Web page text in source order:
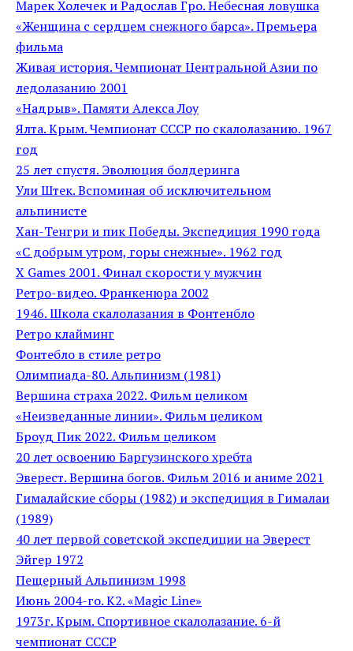
Марек Холечек и Радослав Гро. Небесная ловушка
«Женщина с сердцем снежного барса». Премьера
фильма
Живая история. Чемпионат Центральной Азии по
ледолазанию 2001
«Надрыв». Памяти Алекса Лоу
Ялта. Крым. Чемпионат СССР по скалолазанию. 1967
год
25 лет спустя. Эволюция болдеринга
Ули Штек. Вспоминая об исключительном
альпинисте
Хан-Тенгри и пик Победы. Экспедиция 1990 года
«С добрым утром, горы снежные». 1962 год
X Games 2001. Финал скорости у мужчин
Ретро-видео. Франкенюра 2002
1946. Школа скалолазания в Фонтенбло
Ретро клайминг
Фонтебло в стиле ретро
Олимпиада-80. Альпинизм (1981)
Вершина страха 2022. Фильм целиком
«Неизведанные линии». Фильм целиком
Броуд Пик 2022. Фильм целиком
20 лет освоению Баргузинского хребта
Эверест. Вершина богов. Фильм 2016 и аниме 2021
Гималайские сборы (1982) и экспедиция в Гималаи
(1989)
40 лет первой советской экспедиции на Эверест
Эйгер 1972
Пещерный Альпинизм 1998
Июнь 2004-го. К2. «Magic Line»
1973г. Крым. Спортивное скалолазание. 6-й
чемпионат СССР